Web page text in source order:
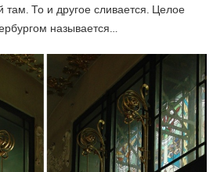
То и другое сливается. Целое
называется…